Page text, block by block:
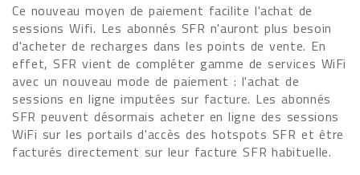
Ce nouveau moyen de paiement facilite l'achat de
sessions Wifi. Les abonnés SFR n'auront plus besoin
d'acheter de recharges dans les points de vente. En
effet, SFR vient de compléter gamme de services WiFi
avec un nouveau mode de paiement : l'achat de
sessions en ligne imputées sur facture. Les abonnés
SFR peuvent désormais acheter en ligne des sessions
WiFi sur les portails d'accès des hotspots SFR et être
facturés directement sur leur facture SFR habituelle.